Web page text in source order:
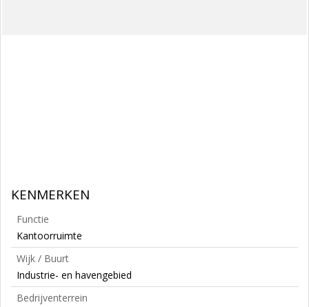
KENMERKEN
Functie
Kantoorruimte
Wijk / Buurt
Industrie- en havengebied
Bedrijventerrein